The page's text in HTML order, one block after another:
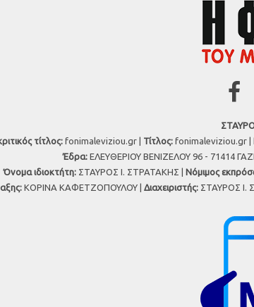
τίτλος: fonimaleviziou.gr | Τίτλος: fonimaleviziou.gr |
Έδρα: ΕΛΕΥΘΕΡΙΟΥ ΒΕΝΙΖΕΛΟΥ 96 - 71414
Όνομα ιδιοκτήτη: ΣΤΑΥΡΟΣ Ι. ΣΤΡΑΤΑΚΗΣ | Νόμιμος
ΚΟΡΙΝΑ ΚΑΦΕΤΖΟΠΟΥΛΟΥ | Διαχειριστής: ΣΤΑΥΡΟΣ Ι.